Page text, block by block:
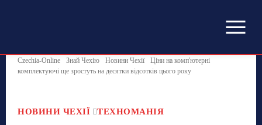
Czechia-Online Знай Чехію Новини Чехії
Ціни на комп'ютерні
комплектуючі ще зростуть на десятки відсотків цього року
НОВИНИ ЧЕХІЇ ТЕХНОМАНІЯ